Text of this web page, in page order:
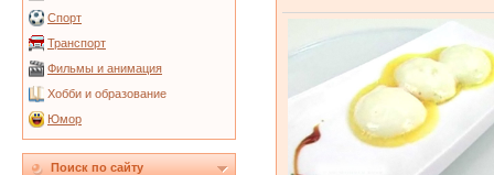
Спорт
Транспорт
Фильмы и анимация
Хобби и образование
Юмор
Поиск по сайту